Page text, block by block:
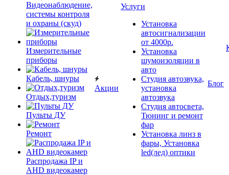
Видеонаблюдение,
системы контроля
и охраны (скуд)
Измерительные
приборы
Кабель, шнуры
Отдых,туризм
Пульты ДУ
Ремонт
Распродажа IP и
AHD видеокамер
Акции
Услуги
Установка
автосигнализации
от 4000р.
Установка
шумоизоляции в
авто
Студия автозвука,
установка
автозвука
Студия автосвета,
Тюнинг и ремонт
фар
Установка линз в
фары, Установка
led(лед) оптики
Блог